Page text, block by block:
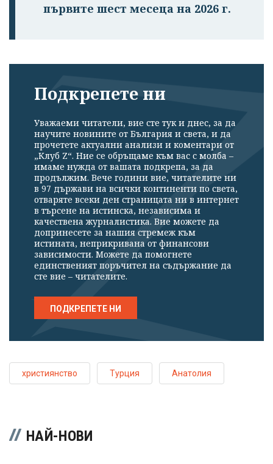
първите шест месеца на 2026 г.
Подкрепете ни
Уважаеми читатели, вие сте тук и днес, за да
научите новините от България и света, и да
прочетете актуални анализи и коментари от
„Клуб Z“. Ние се обръщаме към вас с молба –
имаме нужда от вашата подкрепа, за да
продължим. Вече години вие, читателите ни
в 97 държави на всички континенти по света,
отваряте всеки ден страницата ни в интернет
в търсене на истинска, независима и
качествена журналистика. Вие можете да
допринесете за нашия стремеж към
истината, неприкривана от финансови
зависимости. Можете да помогнете
единственият поръчител на съдържание да
сте вие – читателите.
ПОДКРЕПЕТЕ НИ
християнство Турция Анатолия
НАЙ-НОВИ